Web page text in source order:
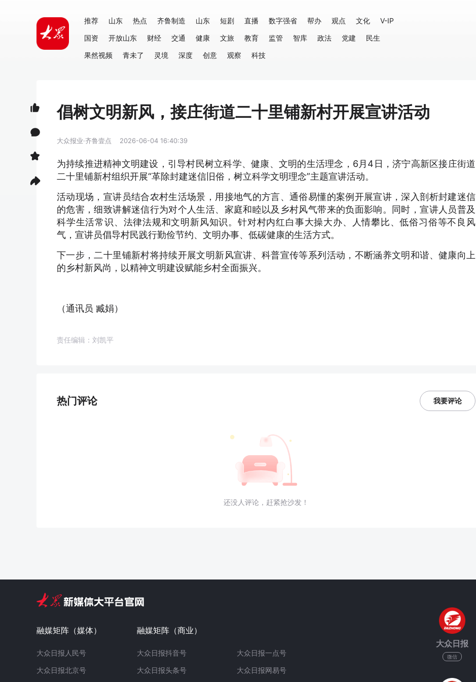
推荐 山东 热点 齐鲁制造 山东 短剧 直播 数字强省 帮办 观点 文化
V-IP
国资
开放山东 财经 交通 健康 文旅 教育 监管 智库 政法 党建
民生
果然视频
青未了 灵境 深度 创意 观察 科技
倡树文明新风，接庄街道二十里铺新村开展宣讲活动
大众报业·齐鲁壹点 2026-06-04 16:40:39
为持续推进精神文明建设，引导村民树立科学、健康、文明的生活理念，6月4日，济宁高新区接庄街道
二十里铺新村组织开展“革除封建迷信旧俗，树立科学文明理念”主题宣讲活动。
活动现场，宣讲员结合农村生活场景，用接地气的方言、通俗易懂的案例开展宣讲，深入剖析封建迷信
的危害，细致讲解迷信行为对个人生活、家庭和睦以及乡村风气带来的负面影响。同时，宣讲人员普及
科学生活常识、法律法规和文明新风知识。针对村内红白事大操大办、人情攀比、低俗习俗等不良风
气，宣讲员倡导村民践行勤俭节约、文明办事、低碳健康的生活方式。
下一步，二十里铺新村将持续开展文明新风宣讲、科普宣传等系列活动，不断涵养文明和谐、健康向上
的乡村新风尚，以精神文明建设赋能乡村全面振兴。
（通讯员 臧娟）
责任编辑：刘凯平
热门评论 我要评论
还没人评论，赶紧抢沙发！
融媒矩阵（媒体）
大众日报人民号
大众日报北京号
融媒矩阵（商业）
大众日报抖音号
大众日报头条号
大众日报一点号
大众日报网易号
大众日报
微信